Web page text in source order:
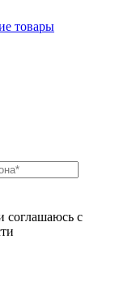
товары
соглашаюсь с